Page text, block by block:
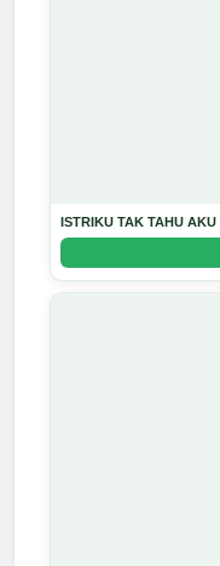
ISTRIKU TAK TAHU